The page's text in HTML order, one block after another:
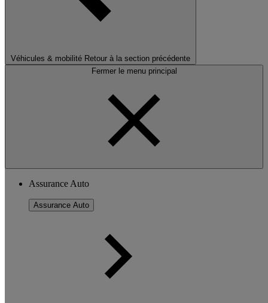
Véhicules & mobilité Retour à la section précédente
Fermer le menu principal
Assurance Auto
Assurance Auto